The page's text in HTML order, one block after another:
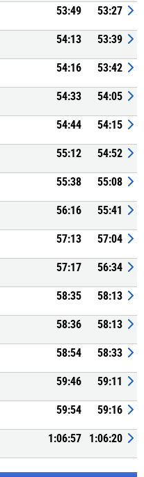
53:49 53:27
54:13 53:39
54:16 53:42
54:33 54:05
54:44 54:15
55:12 54:52
55:38 55:08
56:16 55:41
57:13 57:04
57:17 56:34
58:35 58:13
58:36 58:13
58:54 58:33
59:46 59:11
59:54 59:16
1:06:57 1:06:20